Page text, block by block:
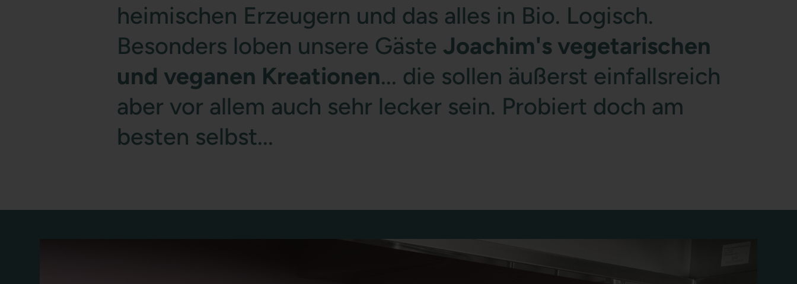
heimischen Erzeugern und das alles in Bio. Logisch.
Besonders loben unsere Gäste Joachim's vegetarischen
und veganen Kreationen... die sollen äußerst einfallsreich
aber vor allem auch sehr lecker sein. Probiert doch am
besten selbst...